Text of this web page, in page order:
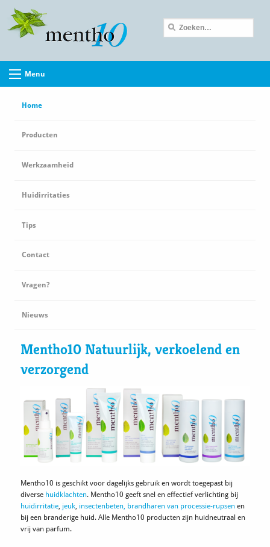
Menu
Home
Producten
Werkzaamheid
Huidirritaties
Tips
Contact
Vragen?
Nieuws
Mentho10 Natuurlijk, verkoelend en
verzorgend
Mentho10 is geschikt voor dagelijks gebruik en wordt toegepast bij
diverse huidklachten. Mentho10 geeft snel en effectief verlichting bij
huidirritatie, jeuk, insectenbeten, brandharen van processie-rupsen en
bij een branderige huid. Alle Mentho10 producten zijn huidneutraal en
vrij van parfum.